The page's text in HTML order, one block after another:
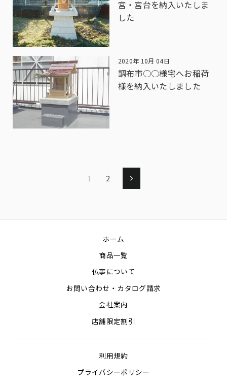
宮・宮台を納入いたしま
した
2020年 10月 04日
調布市○○様宅へお稲荷
様を納入いたしました
1 2 次
へ
ホーム
商品一覧
仏事について
お問い合わせ・カタログ請求
会社案内
店舗限定割引
利用規約
プライバシーポリシー